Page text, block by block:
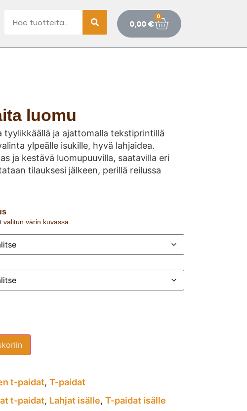
0,00€
0
luomu
tyylikkäällä ja ajattomalla tekstiprintillä
ylpeälle isukille, hyvä lahjaidea.
ja kestävä luomupuuvilla, saatavilla eri
tilauksesi jälkeen, perillä reilussa
värin kuvassa.
t-paidat, T-paidat
t-paidat, Lahjat isälle, T-paidat isälle